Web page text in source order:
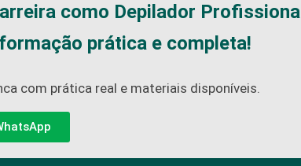
como Depilador
formação prática e completa!
com prática real e materiais disponíveis.